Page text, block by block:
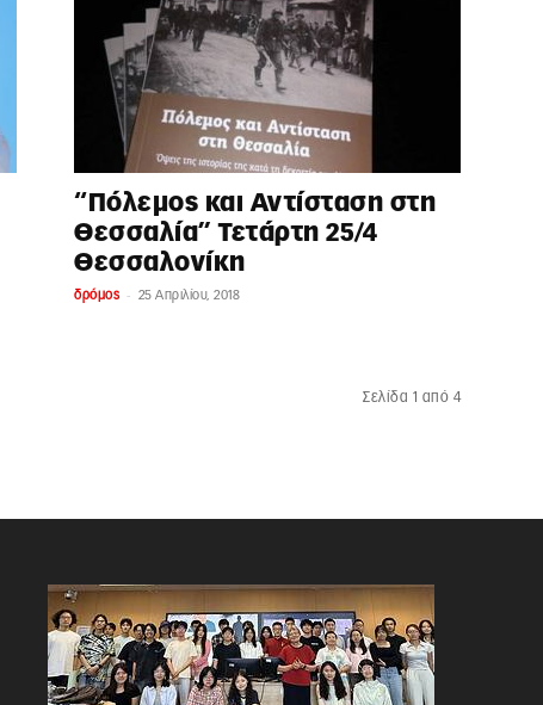
“Πόλεμος και Αντίσταση στη
Θεσσαλία” Τετάρτη 25/4
Θεσσαλονίκη
δρόμος - 25 Απριλίου, 2018
Σελίδα 1 από 4